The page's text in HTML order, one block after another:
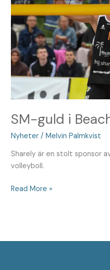
SM-guld i
Nyheter /Melvin Palmkvist
Sharely är en stolt sponsor
volleyboll.
Beachvolleyboll
Read More »